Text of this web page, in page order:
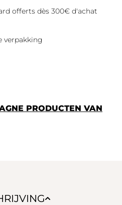
offerts dès 300€ d'achat
verpakking
PRODUCTEN VAN